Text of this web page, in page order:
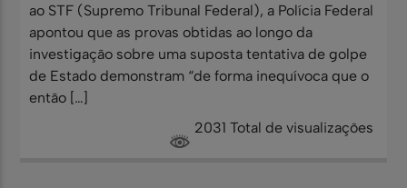
ao STF (Supremo Tribunal Federal), a Polícia Federal
apontou que as provas obtidas ao longo da
investigação sobre uma suposta tentativa de golpe
de Estado demonstram “de forma inequívoca que o
então […]
2031 Total de visualizações